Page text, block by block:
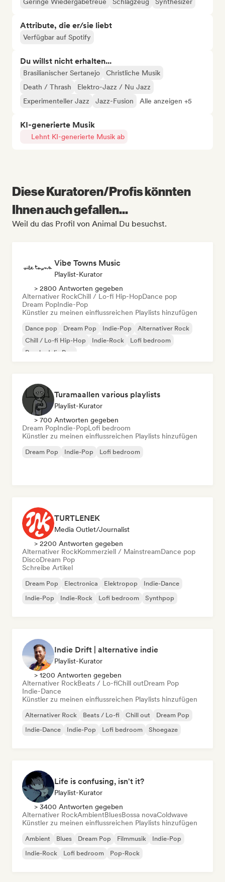
Attribute, die er/sie liebt
Verfügbar auf Spotify
Du willst nicht erhalten...
Brasilianischer Sertanejo
Christliche Musik
Death / Thrash
Elektro-Jazz / Nu Jazz
Experimenteller Jazz
Jazz-Fusion Alle anzeigen +5
KI-generierte Musik
Lehnt KI-generierte Musik ab
Diese Kuratoren/Profis könnten
Ihnen auch gefallen...
Weil du das Profil von Animal Du besuchst.
Vibe Towns Music
Playlist-Kurator
> 2800 Antworten gegeben
Alternativer RockChill / Lo-fi Hip-HopDance pop
Dream PopIndie-Pop
Künstler zu meinen einflussreichen Playlists hinzufügen
Dance pop Dream Pop Indie-Pop
Alternativer Rock
Chill / Lo-fi Hip-Hop
Indie-Rock
Lofi bedroom
Psychedelic Pop
Turamaallen various playlists
Playlist-Kurator
> 700 Antworten gegeben
Dream PopIndie-PopLofi bedroom
Künstler zu meinen einflussreichen Playlists hinzufügen
Dream Pop Indie-Pop Lofi bedroom
TURTLENEK
Media Outlet/Journalist
> 2200 Antworten gegeben
Alternativer RockKommerziell / MainstreamDance pop
DiscoDream Pop
Schreibe Artikel
Dream Pop Electronica Elektropop
Indie-Dance
Indie-Pop
Indie-Rock Lofi bedroom Synthpop
Indie Drift | alternative indie
Playlist-Kurator
> 1200 Antworten gegeben
Alternativer RockBeats / Lo-fiChill outDream Pop
Indie-Dance
Künstler zu meinen einflussreichen Playlists hinzufügen
Alternativer Rock Beats / Lo-fi Chill out
Dream Pop
Indie-Dance
Indie-Pop Lofi bedroom Shoegaze
Life is confusing, isn't it?
Playlist-Kurator
> 3400 Antworten gegeben
Alternativer RockAmbientBluesBossa novaColdwave
Künstler zu meinen einflussreichen Playlists hinzufügen
Ambient Blues Dream Pop Filmmusik
Indie-Pop
Indie-Rock
Lofi bedroom Pop-Rock